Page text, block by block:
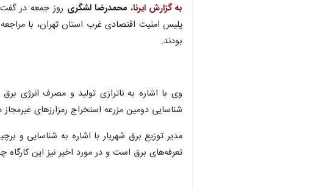
به گزارش ایرنا، محمدرضا لشگری روز جمعه در
بودند.
وی با اشاره به ناترازی تولید و مصرف انرژی
شناسایی دومین مزرعه استخراج رمزارزهای
تعرفه‌های برق است و در مورد اخیر نیز این